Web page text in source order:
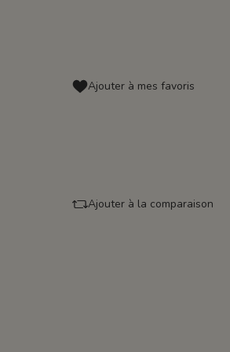
Ajouter à mes favoris
Ajouter à la comparaison